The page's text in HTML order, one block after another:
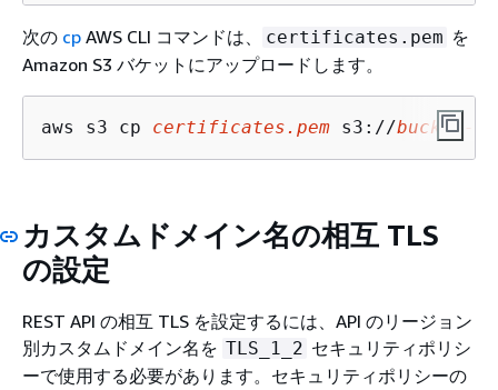
次の cp AWS CLI コマンドは、 certificates.pem を
Amazon S3 バケットにアップロードします。
aws s3 cp certificates.pem s3://bucket-
カスタムドメイン名の相互 TLS
の設定
REST API の相互 TLS を設定するには、API のリージョン
別カスタムドメイン名を TLS_1_2 セキュリティポリシ
ーで使用する必要があります。セキュリティポリシーの